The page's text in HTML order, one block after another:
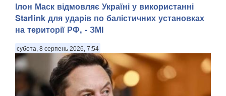
Ілон Маск відмовляє Україні у використанні
Starlink для ударів по балістичних установках
на території РФ, - ЗМІ
субота, 8 серпень 2026, 7:54